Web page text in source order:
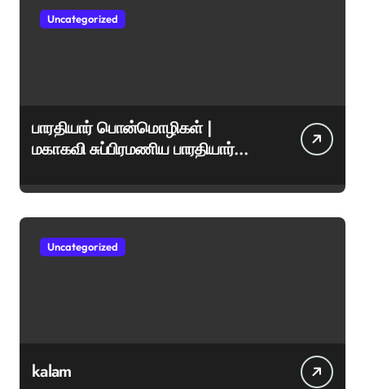
Uncategorized
பாரதியார் பொன்மொழிகள் |
மகாகவி சுப்பிரமணிய பாரதியார்
ஊக்கமளிக்கும் வாசகங்கள்
Uncategorized
kalam